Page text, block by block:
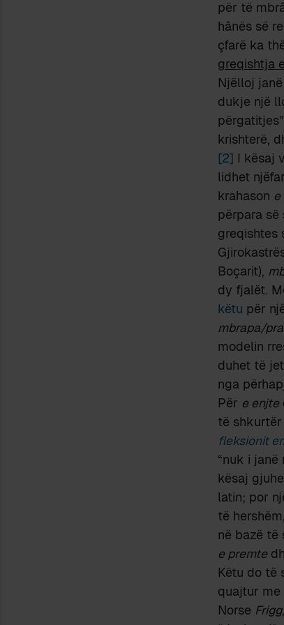
për të
hânës së
çfarë ka
greqishtja
Njëlloj
dukje një
krishterë,
[2] I kësaj
lidhet
krahason
përpara së
greqishtes
Boçarit),
dy fjalët.
këtu për
mbrapa/
modelin
duhet të
nga
Për e enjte
të
fleksionit
“nuk i
kësaj
latin; por
të
në bazë të
e premte
Këtu do të
quajtur me
Norse Frigg